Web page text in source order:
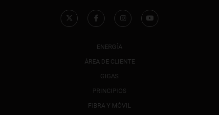
ENERGÍA
ÁREA DE CLIENTE
GIGAS
PRINCIPIOS
FIBRA Y MÓVIL